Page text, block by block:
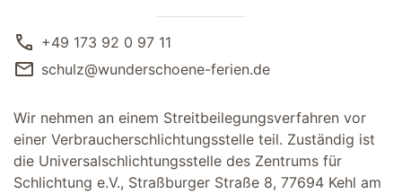
call +49 173 92 0 97 11
mail schulz@wunderschoene-ferien.de
Wir nehmen an einem Streitbeilegungsverfahren vor
einer Verbraucherschlichtungsstelle teil. Zuständig ist
die Universalschlichtungsstelle des Zentrums für
Schlichtung e.V., Straßburger Straße 8, 77694 Kehl am